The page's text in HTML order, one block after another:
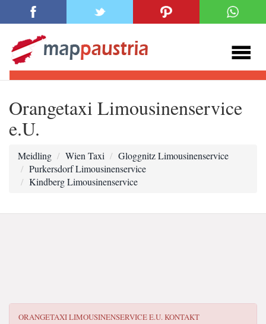
Orangetaxi Limousinenservice
e.U.
Meidling Wien Taxi
Gloggnitz Limousinenservice
Purkersdorf Limousinenservice
Kindberg Limousinenservice
ORANGETAXI LIMOUSINENSERVICE E.U.KONTAKT